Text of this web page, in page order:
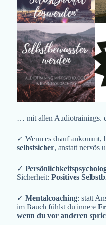
… mit allen Audiotrainings,
✓ Wenn es drauf ankommt,
selbstsicher, anstatt nervös
✓
Sicherheit: Positives
✓ Mentalcoaching: statt
im Bauch fühlst du innere
wenn du vor anderen